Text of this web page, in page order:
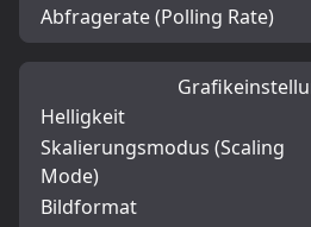
Abfragerate (Polling Rate)
Helligkeit
Skalierungsmodus (Scaling
Mode)
Bildformat